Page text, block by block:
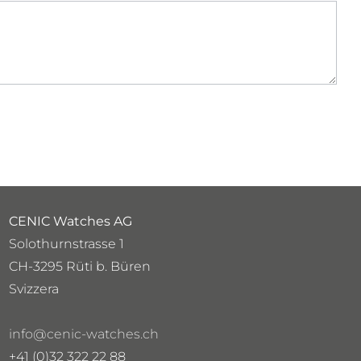
CENIC Watches AG
Solothurnstrasse 1
CH-3295 Rüti b. Büren
Svizzera
info@cenic-watches.ch
+41 (0)32 322 22 88